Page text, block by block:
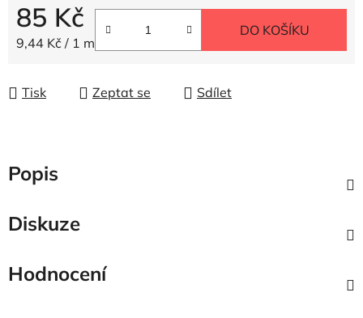
85 Kč
Měrná cena:
9,44 Kč / 1 m
DO KOŠÍKU
Tisk Zeptat se Sdílet
Popis
Diskuze
Hodnocení